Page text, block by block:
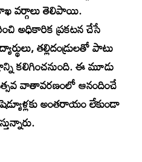
వర్గాలు తెలిపాయి.
అధికారిక ప్రకటన చేసే
తల్లిదండ్రులతో పాటు
కలిగించనుంది. ఈ మూడు
ఉత్సవ వాతావరణంలో ఆనందించే
అంతరాయం లేకుండా